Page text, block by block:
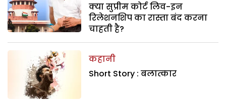
क्या सुप्रीम कोर्ट लिव-इन
रिलेशनशिप का रास्ता बंद करना
चाहती है?
कहानी
Short Story : बलात्कार